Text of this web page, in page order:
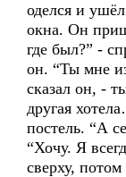
оделся и
окна. Он
где был?” -
он. “Ты мне
сказал он, -
другая
постель. “А
“Хочу. Я
сверху,